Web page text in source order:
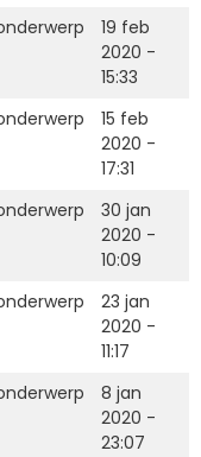
19 feb
2020 -
15:33
15 feb
2020 -
17:31
30 jan
2020 -
10:09
23 jan
2020 -
11:17
8 jan
2020 -
23:07